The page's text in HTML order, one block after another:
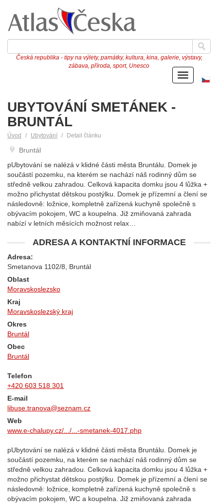
Česká republika - tipy na výlety, památky, kultura, kina, galerie, výstavy,
zábava, příroda, sport, Unesco
Menu
UBYTOVÁNÍ SMETÁNEK -
BRUNTÁL
Úvod Ubytování Detail článku
Bruntál
pUbytování se nalézá v klidné části města Bruntálu. Domek je
součástí pozemku, na kterém se nachází náš rodinný dům se
středně velkou zahradou. Celková kapacita domku jsou 4 lůžka +
možno přichystat dětskou postýlku. Domek je přízemní a člení se
následovně: ložnice, kompletně zařízená kuchyně společně s
obývacím pokojem, WC a koupelna. Již zmiňovaná zahrada
nabízí v letních měsících možnost relax…
ADRESA A KONTAKTNÍ INFORMACE
Adresa:
Smetanova 1102/8, Bruntál
Oblast
Moravskoslezsko
Kraj
Moravskoslezský kraj
Okres
Bruntál
Obec
Bruntál
Telefon
+420 603 518 301
E-mail
libuse.tranova@seznam.cz
Web
www.e-chalupy.cz/.../...-smetanek-4017.php
pUbytování se nalézá v klidné části města Bruntálu. Domek je
součástí pozemku, na kterém se nachází náš rodinný dům se
středně velkou zahradou. Celková kapacita domku jsou 4 lůžka +
možno přichystat dětskou postýlku. Domek je přízemní a člení se
následovně: ložnice, kompletně zařízená kuchyně společně s
obývacím pokojem, WC a koupelna. Již zmiňovaná zahrada